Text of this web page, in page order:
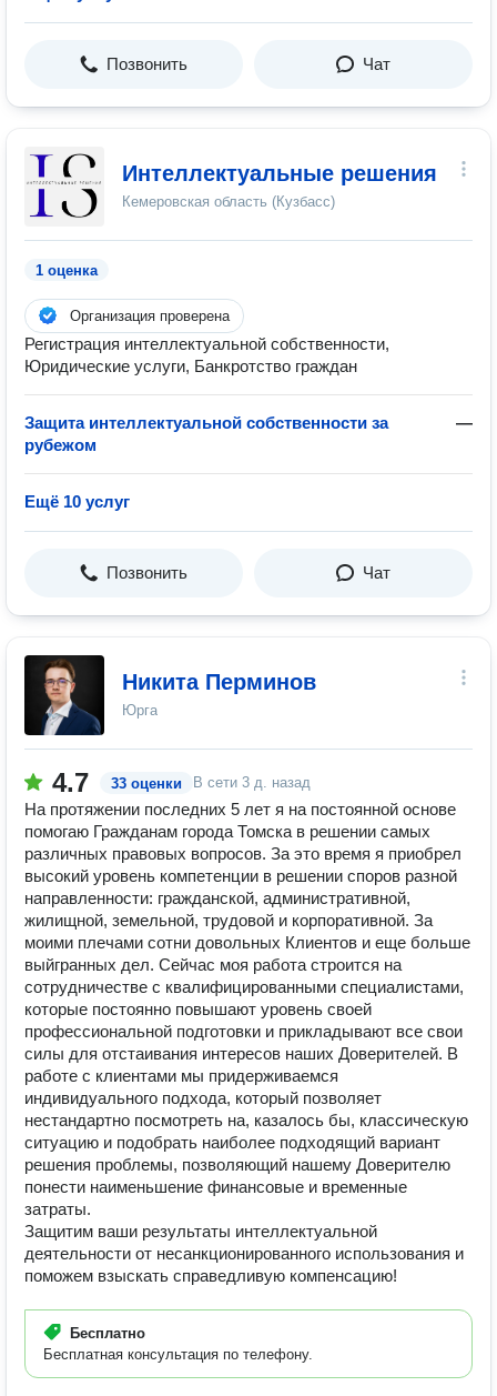
Позвонить Чат
Интеллектуальные решения
Кемеровская область (Кузбасс)
1 оценка
Организация проверена
Регистрация интеллектуальной собственности,
Юридические услуги, Банкротство граждан
Защита интеллектуальной собственности за
рубежом
—
Ещё 10 услуг
Позвонить Чат
Никита Перминов
Юрга
4.7 33 оценки В сети 3 д. назад
На протяжении последних 5 лет я на постоянной основе
помогаю Гражданам города Томска в решении самых
различных правовых вопросов. За это время я приобрел
высокий уровень компетенции в решении споров разной
направленности: гражданской, административной,
жилищной, земельной, трудовой и корпоративной. За
моими плечами сотни довольных Клиентов и еще больше
выйгранных дел. Сейчас моя работа строится на
сотрудничестве с квалифицированными специалистами,
которые постоянно повышают уровень своей
профессиональной подготовки и прикладывают все свои
силы для отстаивания интересов наших Доверителей. В
работе с клиентами мы придерживаемся
индивидуального подхода, который позволяет
нестандартно посмотреть на, казалось бы, классическую
ситуацию и подобрать наиболее подходящий вариант
решения проблемы, позволяющий нашему Доверителю
понести наименьшение финансовые и временные
затраты.
Защитим ваши результаты интеллектуальной
деятельности от несанкционированного использования и
поможем взыскать справедливую компенсацию!
Бесплатно
Бесплатная консультация по телефону.